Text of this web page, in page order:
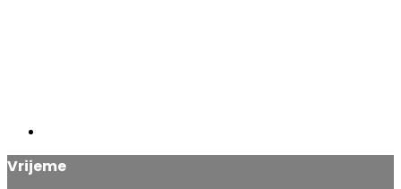
Vrijeme